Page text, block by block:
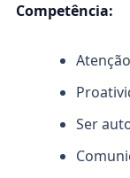
Competência:
Atenção
Ser